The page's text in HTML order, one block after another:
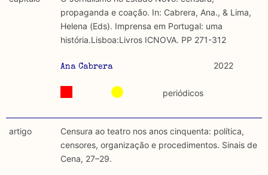
Limitações
produzidos até 2022, contudo não foi possível ter acesso
discurso e uso da liberdade de expressão. Trata-se de
uma censura que é omnipresente, dado que é
constitutiva do próprio acto de fala.
abordagens.
Tipo investigação realizada
Teórica
Empírica
propaganda e coação. In: Cabrera, Ana., & Lima,
Helena (Eds). Imprensa em Portugal: uma
história.Lisboa:Livros ICNOVA. PP 271-312
Ana Cabrera 2022
periódicos
artigo
Censura ao teatro nos anos cinquenta: política,
censores, organização e procedimentos. Sinais de
Cena, 27–29.